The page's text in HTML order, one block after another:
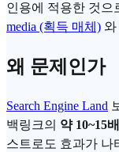
인용에 적용한 것으
media (획득 매체)
왜 문제인가
Search Engine Land
백링크의 약 10~15배
스트로도 효과가 나